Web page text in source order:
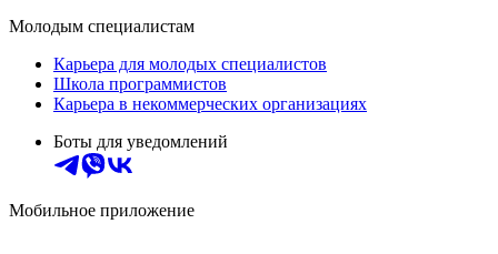
Молодым специалистам
Карьера для молодых специалистов
Школа программистов
Карьера в некоммерческих организациях
Боты для уведомлений
Мобильное приложение